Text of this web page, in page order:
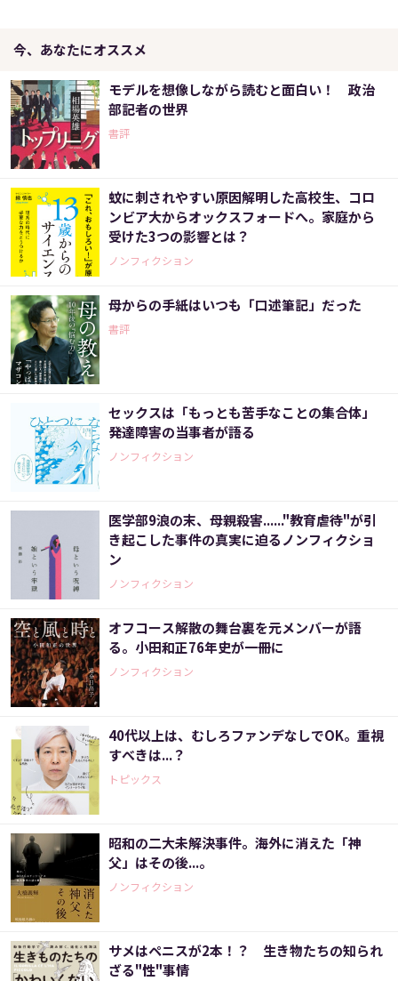
今、あなたにオススメ
モデルを想像しながら読むと面白い！ 政治
部記者の世界
書評
蚊に刺されやすい原因解明した高校生、コロ
ンビア大からオックスフォードへ。家庭から
受けた3つの影響とは？
ノンフィクション
母からの手紙はいつも「口述筆記」だった
書評
セックスは「もっとも苦手なことの集合体」
発達障害の当事者が語る
ノンフィクション
医学部9浪の末、母親殺害......"教育虐待"が引
き起こした事件の真実に迫るノンフィクショ
ン
ノンフィクション
オフコース解散の舞台裏を元メンバーが語
る。小田和正76年史が一冊に
ノンフィクション
40代以上は、むしろファンデなしでOK。重視
すべきは...？
トピックス
昭和の二大未解決事件。海外に消えた「神
父」はその後...。
ノンフィクション
サメはペニスが2本！？ 生き物たちの知られ
ざる"性"事情